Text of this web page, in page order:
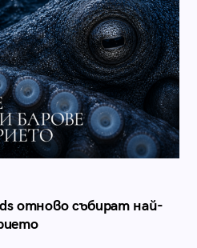
отново събират най-